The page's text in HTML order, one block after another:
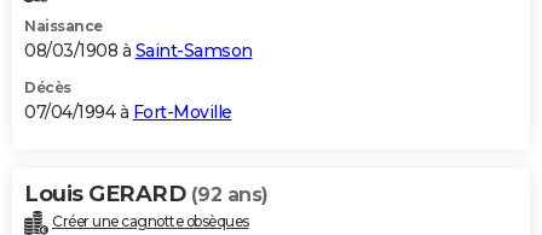
Naissance
08/03/1908 à Saint-Samson
Décès
07/04/1994 à Fort-Moville
Louis GERARD (92 ans)
Créer une cagnotte obsèques